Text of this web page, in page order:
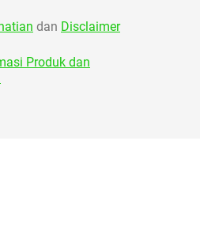
dan Disclaimer
Produk dan